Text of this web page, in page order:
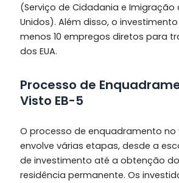
(Serviço de Cidadania e Imigração
Unidos). Além disso, o
menos 10 empregos diretos para
dos EUA.
Processo de
Visto EB-5
O processo de enquadramento no
envolve várias etapas, desde a
de investimento até a obtenção
residência permanente. Os